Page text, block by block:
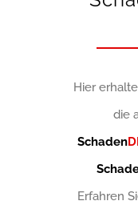
Hier
die
Schaden
Erfahren